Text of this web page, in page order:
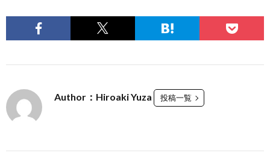
Author：Hiroaki Yuza 投稿一覧